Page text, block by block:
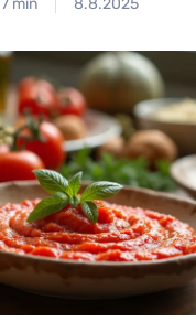
7 min 8.8.2025